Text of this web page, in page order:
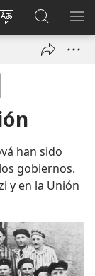
Cambiar
del sitio
en
jw.org
han sido
gobiernos.
y en la Unión